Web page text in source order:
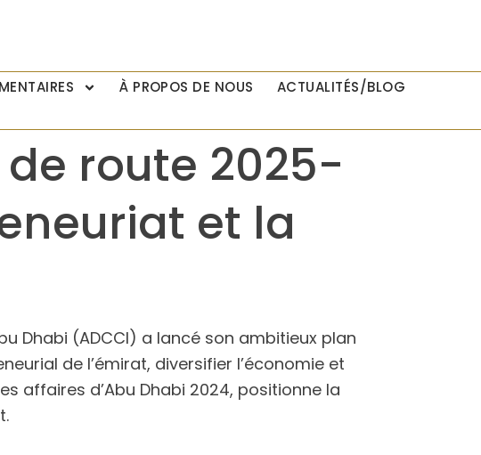
À PROPOS DE NOUS
ACTUALITÉS/BLOG
route 2025-
et la
Dhabi (ADCCI) a lancé son ambitieux plan
de l’émirat, diversifier l’économie et
affaires d’Abu Dhabi 2024, positionne la